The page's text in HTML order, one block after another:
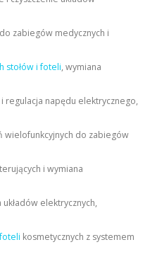
zabiegów medycznych i
stołów i foteli, wymiana
regulacja napędu elektrycznego,
wielofunkcyjnych do zabiegów
i wymiana
elektrycznych,
kosmetycznych z systemem